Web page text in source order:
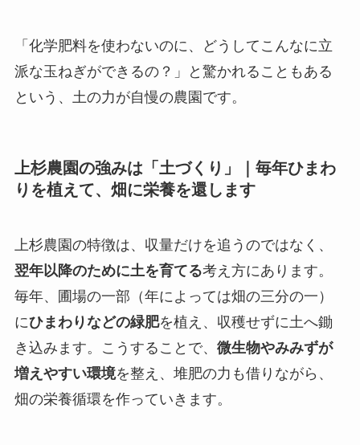
「化学肥料を使わないのに、どうしてこんなに立
派な玉ねぎができるの？」と驚かれることもある
という、土の力が自慢の農園です。
上杉農園の強みは「土づくり」｜毎年ひまわ
りを植えて、畑に栄養を還します
上杉農園の特徴は、収量だけを追うのではなく、
翌年以降のために土を育てる考え方にあります。
毎年、圃場の一部（年によっては畑の三分の一）
にひまわりなどの緑肥を植え、収穫せずに土へ鋤
き込みます。こうすることで、 微生物やみみずが
増えやすい環境を整え、堆肥の力も借りながら、
畑の栄養循環を作っていきます。